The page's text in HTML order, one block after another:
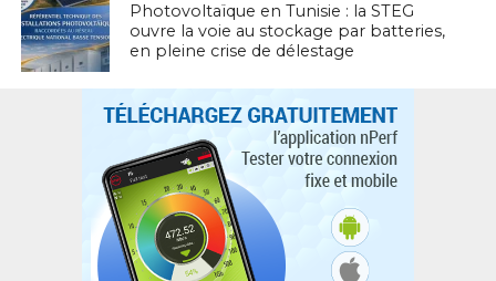
Photovoltaïque en Tunisie : la STEG
ouvre la voie au stockage par batteries,
en pleine crise de délestage